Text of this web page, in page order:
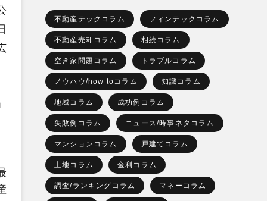
不動産テックコラム フィンテックコラム
不動産売却コラム 相続コラム
空き家問題コラム トラブルコラム
ノウハウ/how toコラム 知識コラム
地域コラム 成功例コラム
失敗例コラム ニュース/時事ネタコラム
マンションコラム 戸建てコラム
土地コラム 金利コラム
調査/ランキングコラム マネーコラム